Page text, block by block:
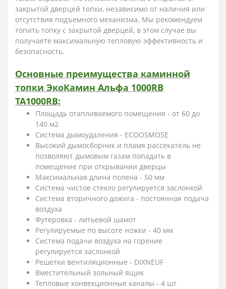
закрытой дверцей топки, независимо от наличия или
отсутствия подъемного механизма. Мы рекомендуем
топить топку с закрытой дверцей, в этом случае вы
получаете максимальную тепловую эффективность и
безопасность.
Основные преимущества каминной
топки ЭкоКамин Альфа 1000RB
TA1000RB:
Площадь отапливаемого помещения - от 60 до
140 м2
Система дымоудаления - ECOOSMOSE
Высокий дымосборник и пламя рассекатель не
позволяют дымовым газам попадать в
помещение при открывании дверцы
Максимальная длина полена - 50 мм
Система чистое стекло регулируется заслонкой
Система вторичного дожига - постоянная подача
воздуха
Футеровка - литьевой шамот
Регулируемые по высоте ножки - 40 мм
Система подачи воздуха на горение
регулируется заслонкой
Решетки вентиляционные - DIXNEUF
Вместительный зольный ящик
Тепловые конвекционные каналы - 4 шт